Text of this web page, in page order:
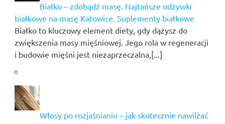
Białko – zdobądź masę. Najtańsze odżywki
białkowe na masę Katowice. Suplementy białkowe
Białko to kluczowy element diety, gdy dążysz do
zwiększenia masy mięśniowej. Jego rola w regeneracji
i budowie mięśni jest niezaprzeczalna,[...]
Włosy po rozjaśnianiu – jak skutecznie nawilżać